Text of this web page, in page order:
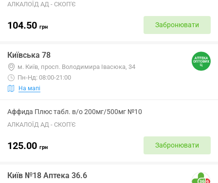
АЛКАЛОЇД АД - СКОП'Є
104.50 грн Забронювати
Київська 78
м. Київ, просп. Володимира Івасюка, 34
Пн-Нд: 08:00-21:00
На мапі
Аффида Плюс табл. в/о 200мг/500мг №10
АЛКАЛОЇД АД - СКОП'Є
125.00 грн Забронювати
Київ №18 Аптека 36.6